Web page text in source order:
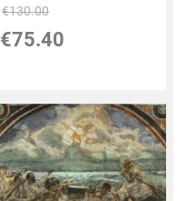
€130.00
€75.40